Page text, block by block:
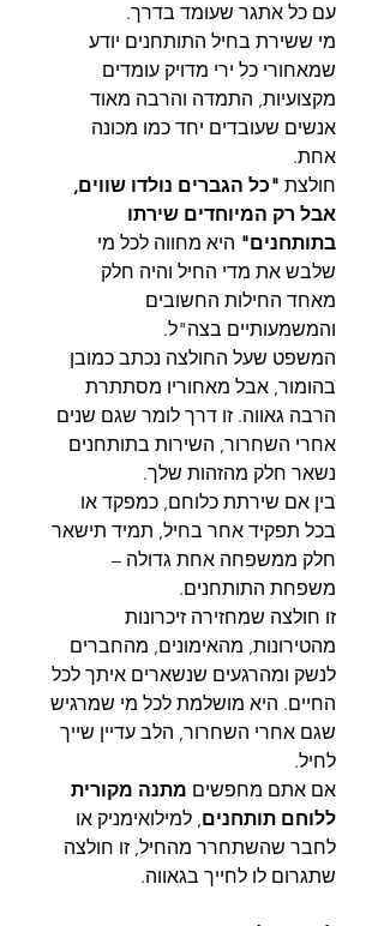
עם כל אתגר שעומד בדרך.
מי ששירת בחיל התותחנים יודע
שמאחורי כל ירי מדויק עומדים
מקצועיות, התמדה והרבה מאוד
אנשים שעובדים יחד כמו מכונה
אחת.
חולצת "כל הגברים נולדו שווים,
אבל רק המיוחדים שירתו
בתותחנים" היא מחווה לכל מי
שלבש את מדי החיל והיה חלק
מאחד החילות החשובים
והמשמעותיים בצה"ל.
המשפט שעל החולצה נכתב כמובן
בהומור, אבל מאחוריו מסתתרת
הרבה גאווה. זו דרך לומר שגם שנים
אחרי השחרור, השירות בתותחנים
נשאר חלק מהזהות שלך.
בין אם שירתת כלוחם, כמפקד או
בכל תפקיד אחר בחיל, תמיד תישאר
חלק ממשפחה אחת גדולה –
משפחת התותחנים.
זו חולצה שמחזירה זיכרונות
מהטירונות, מהאימונים, מהחברים
לנשק ומהרגעים שנשארים איתך לכל
החיים. היא מושלמת לכל מי שמרגיש
שגם אחרי השחרור, הלב עדיין שייך
לחיל.
אם אתם מחפשים מתנה מקורית
ללוחם תותחנים, למילואימניק או
לחבר שהשתחרר מהחיל, זו חולצה
שתגרום לו לחייך בגאווה.